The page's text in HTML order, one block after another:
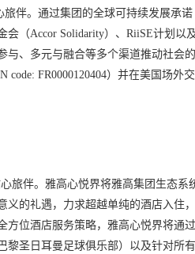
伴。通过集团的全球可持续发展承诺
（Accor Solidarity）、RiiSE计划以
、多元与融合等多个渠道推动社会
FR0000120404）并在美国场外
旅伴。雅高心悦界将雅高集团生态
的礼遇，力求超越单纯的酒店入住
位酒店服务策略，雅高心悦界将通
圣日耳曼足球俱乐部）以及针对所